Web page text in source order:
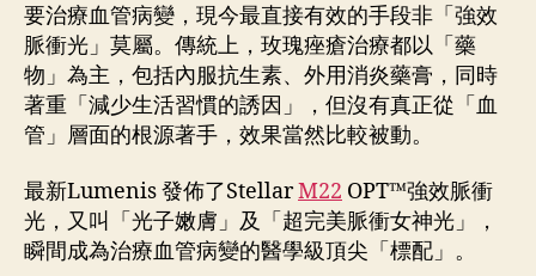
要治療血管病變，現今最直接有效的手段非「強效
脈衝光」莫屬。傳統上，玫瑰痤瘡治療都以「藥
物」為主，包括內服抗生素、外用消炎藥膏，同時
著重「減少生活習慣的誘因」，但沒有真正從「血
管」層面的根源著手，效果當然比較被動。
最新Lumenis 發佈了StellarM22 OPT™強效脈衝
光，又叫「光子嫩膚」及「超完美脈衝女神光」，
瞬間成為治療血管病變的醫學級頂尖「標配」。